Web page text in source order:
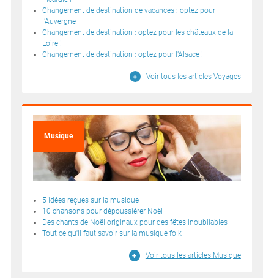
Changement de destination de vacances : optez pour
l’Auvergne
Changement de destination : optez pour les châteaux de la
Loire !
Changement de destination : optez pour l’Alsace !
Voir tous les articles Voyages
Musique
5 idées reçues sur la musique
10 chansons pour dépoussiérer Noël
Des chants de Noël originaux pour des fêtes inoubliables
Tout ce qu'il faut savoir sur la musique folk
Voir tous les articles Musique